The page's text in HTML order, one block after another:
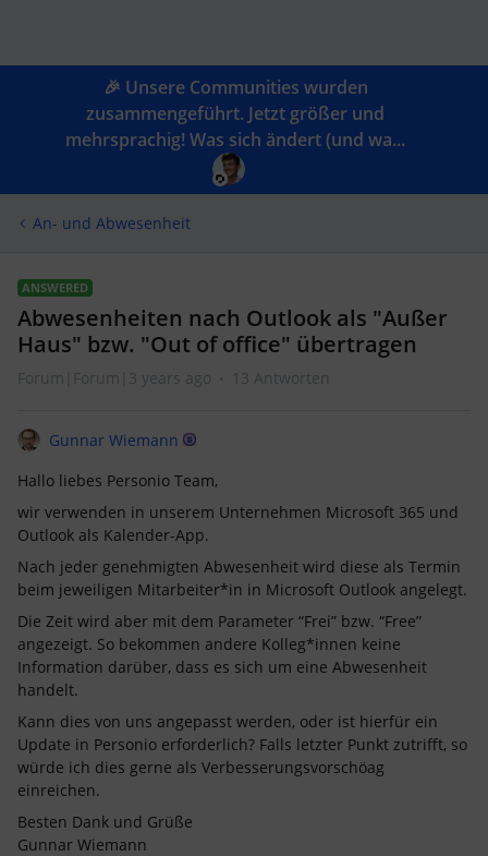
🎉 Unsere Communities wurden
zusammengeführt. Jetzt größer und
mehrsprachig! Was sich ändert (und wa...
An- und Abwesenheit
ANSWERED
Abwesenheiten nach Outlook als "Außer
Haus" bzw. "Out of office" übertragen
Forum|Forum|3 years ago 13 Antworten
Gunnar Wiemann
Hallo liebes Personio Team,
wir verwenden in unserem Unternehmen Microsoft 365 und
Outlook als Kalender-App.
Nach jeder genehmigten Abwesenheit wird diese als Termin
beim jeweiligen Mitarbeiter*in in Microsoft Outlook angelegt.
Die Zeit wird aber mit dem Parameter “Frei” bzw. “Free”
angezeigt. So bekommen andere Kolleg*innen keine
Information darüber, dass es sich um eine Abwesenheit
handelt.
Kann dies von uns angepasst werden, oder ist hierfür ein
Update in Personio erforderlich? Falls letzter Punkt zutrifft, so
würde ich dies gerne als Verbesserungsvorschöag
einreichen.
Besten Dank und Grüße
Gunnar Wiemann